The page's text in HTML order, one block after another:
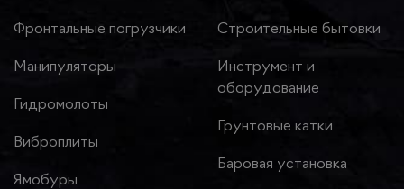
Фронтальные погрузчики
Манипуляторы
Гидромолоты
Виброплиты
Ямобуры
Строительные бытовки
Инструмент и
оборудование
Грунтовые катки
Баровая установка